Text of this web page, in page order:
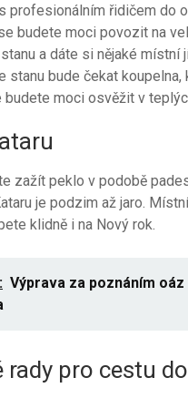
profesionálním řidičem do
budete moci povozit na
a dáte si nějaké
stanu bude čekat
budete moci osvěžit v
zažít peklo v podobě
je podzim až jaro.
klidně i na Nový rok.
Výprava za poznáním
rady pro cestu